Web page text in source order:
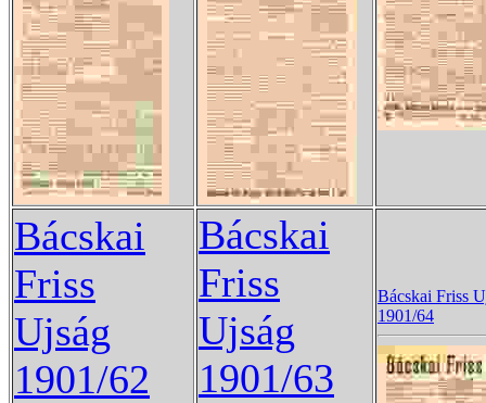
Bácskai
Friss
Ujság
1901/62
Bácskai
Friss
Ujság
1901/63
Bácskai Friss
1901/64